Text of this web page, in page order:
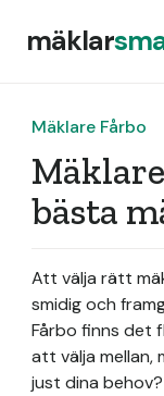
mäklar
Mäklare Fårbo
bästa
Att välja rätt
smidig och
Fårbo finns det
att välja mellan,
just dina